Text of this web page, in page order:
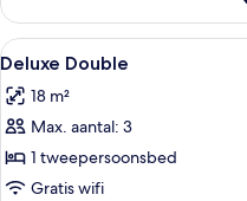
Alle
foto's
voor
Deluxe
Double
laden
5
Deluxe Double
18 m²
Max. aantal: 3
1 tweepersoonsbed
Gratis wifi